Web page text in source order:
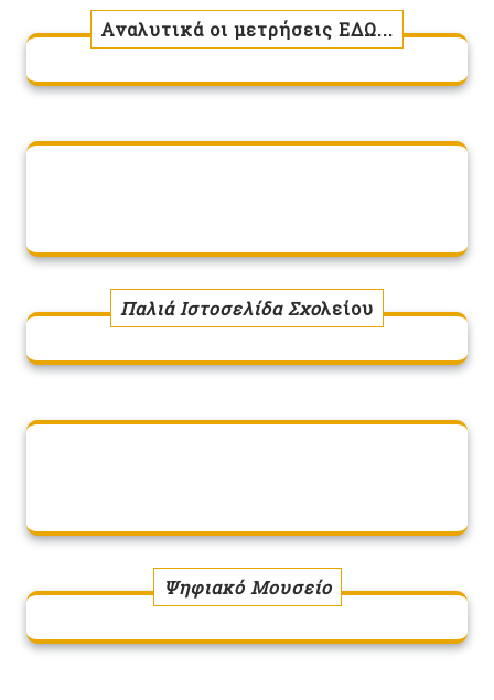
Αναλυτικά οι μετρήσεις ΕΔΩ...
Παλιά Ιστοσελίδα Σχολείου
Ψηφιακό Μουσείο